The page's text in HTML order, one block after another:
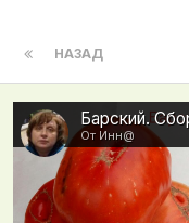
НАЗАД
От Инн@